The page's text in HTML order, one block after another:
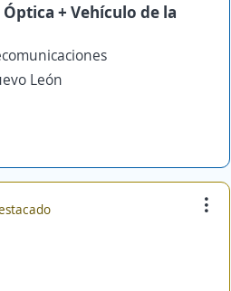
+ Vehículo de la
León